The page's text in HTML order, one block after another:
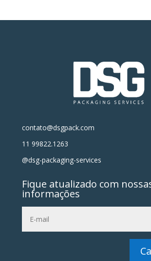
contato@dsgpack.com
11 99822.1263
@dsg-packaging-services
Fique atualizado com
informações